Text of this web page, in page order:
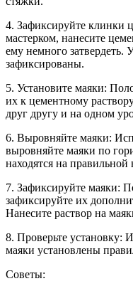
4. Зафиксируйте клинки
мастерком, нанесите
ему немного затвердеть.
зафиксированы.
5. Установите маяки:
их к цементному
друг другу и на одном
6. Выровняйте маяки:
выровняйте маяки по
находятся на
7. Зафиксируйте маяки:
зафиксируйте их
Нанесите раствор на
8. Проверьте установку:
маяки установлены
Советы: